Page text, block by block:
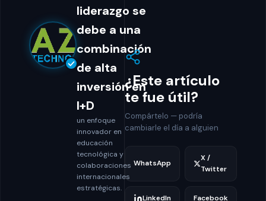
liderazgo se
debe a una
combinación
de alta
inversión en
I+D
un enfoque
innovador en
educación
tecnológica y
colaboraciones
internacionales
estratégicas.
¿Este artículo
te fue útil?
Compártelo — podría
cambiarle el día a alguien
WhatsApp
X /
Twitter
LinkedIn Facebook